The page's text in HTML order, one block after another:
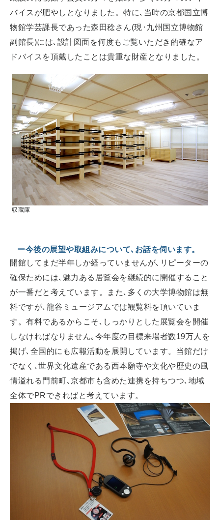
バイスが肥やしとなりました。特に､当時の京都国立博
物館学芸課長であった森田稔さん(現･九州国立博物館
副館長)には､設計図面を何度もご覧いただき的確なア
ドバイスを頂戴したことは貴重な財産となりました。
収蔵庫
ー今後の展望や取組みについて､お話を伺います。
開館してまだ半年しか経っていませんが､リピーターの
確保ためには､魅力ある居覧会を継続的に開催すること
が一番だと考えています。また､多くの大学博物館は無
料ですが､龍谷ミュージアムでは観覧料を頂いていま
す。有料であるからこそ､しっかりとした展覧会を開催
しなければなりません｡今年度の目標来場者数19万人を
掲げ､全国的にも広報活動を展開しています。当館だけ
でなく､世界文化遺産である西本願寺や文化や歴史の風
情溢れる門前町､京都市も含めた連携を持ちつつ､地域
全体でPRできればと考えています。